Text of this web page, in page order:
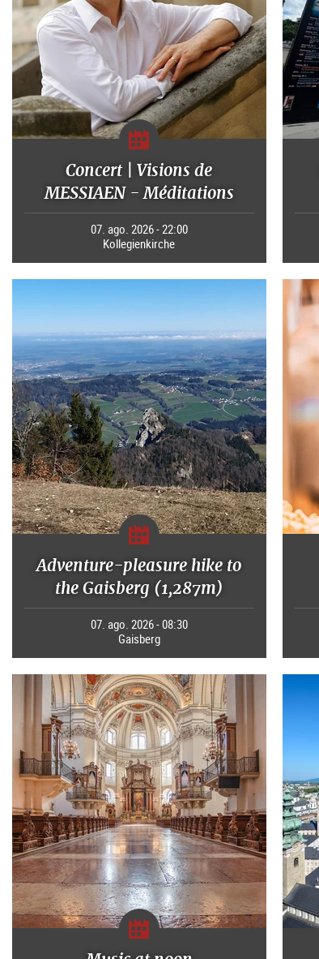
Concert | Visions de
MESSIAEN - Méditations
07. ago. 2026 - 22:00
Kollegienkirche
Adventure-pleasure hike to
the Gaisberg (1,287m)
07. ago. 2026 - 08:30
Gaisberg